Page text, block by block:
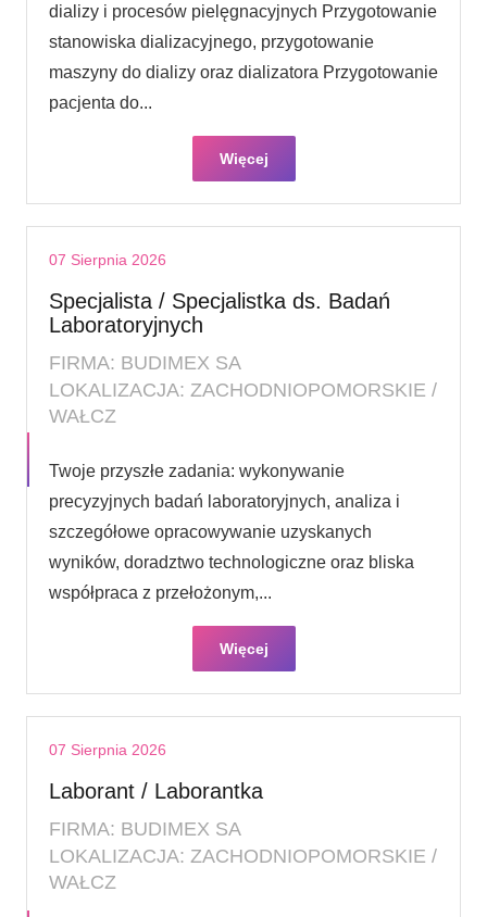
dializy i procesów pielęgnacyjnych Przygotowanie
stanowiska dializacyjnego, przygotowanie
maszyny do dializy oraz dializatora Przygotowanie
pacjenta do...
Więcej
07 Sierpnia 2026
Specjalista / Specjalistka ds. Badań
Laboratoryjnych
FIRMA: BUDIMEX SA
LOKALIZACJA: ZACHODNIOPOMORSKIE /
WAŁCZ
Twoje przyszłe zadania: wykonywanie
precyzyjnych badań laboratoryjnych, analiza i
szczegółowe opracowywanie uzyskanych
wyników, doradztwo technologiczne oraz bliska
współpraca z przełożonym,...
Więcej
07 Sierpnia 2026
Laborant / Laborantka
FIRMA: BUDIMEX SA
LOKALIZACJA: ZACHODNIOPOMORSKIE /
WAŁCZ